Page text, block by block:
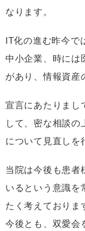
なります。
IT化の進む昨今で
中小企業、時には
があり、情報資産
宣言にあたりまし
して、密な相談の
について見直しを
当院は今後も患者
いるという意識を
たく考えておりま
今後とも、双愛会